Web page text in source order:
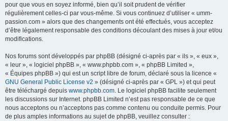
pour que vous en soyez informé, bien qu’il soit prudent de vérifier
régulièrement celles-ci par vous-même. Si vous continuez d’utiliser « umm-
passion.com » alors que des changements ont été effectués, vous acceptez
d’être légalement responsable des conditions découlant des mises à jour et/ou
modifications.
Nos forums sont développés par phpBB (désigné ci-après par « ils », « eux »,
« leur », « logiciel phpBB », « www.phpbb.com », « phpBB Limited »,
« Équipes phpBB ») qui est un script libre de forum, déclaré sous la licence «
GNU General Public License v2 » (désigné ci-après par « GPL ») et qui peut
être téléchargé depuis www.phpbb.com. Le logiciel phpBB facilite seulement
les discussions sur Internet. phpBB Limited n’est pas responsable de ce que
nous acceptons ou n’acceptons pas comme contenu ou conduite permis. Pour
de plus amples informations au sujet de phpBB, veuillez consulter :